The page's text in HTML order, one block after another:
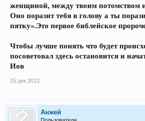
женщиной, между твоим потомством
Оно поразит тебя в голову а ты
пятку».Это первое библейское
Чтобы лучше понять что будет
посоветовал здесь остановится и
Иов
25 дек 2012
Анжей
Пользователи